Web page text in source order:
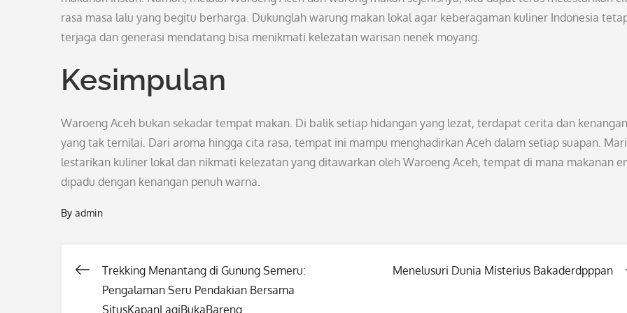
rasa masa lalu yang begitu berharga. Dukunglah warung makan lokal agar keberagaman kuliner Indonesia
terjaga dan generasi mendatang bisa menikmati kelezatan warisan nenek moyang.
Kesimpulan
Waroeng Aceh bukan sekadar tempat makan. Di balik setiap hidangan yang lezat, terdapat cerita dan kenangan
yang tak ternilai. Dari aroma hingga cita rasa, tempat ini mampu menghadirkan Aceh dalam setiap suapan. Mari
lestarikan kuliner lokal dan nikmati kelezatan yang ditawarkan oleh Waroeng Aceh, tempat di mana makanan
dipadu dengan kenangan penuh warna.
By admin
Post
Trekking Menantang di Gunung Semeru:
Pengalaman Seru Pendakian Bersama
SitusKapanLagiBukaBareng
Menelusuri Dunia Misterius Bakaderdpppan